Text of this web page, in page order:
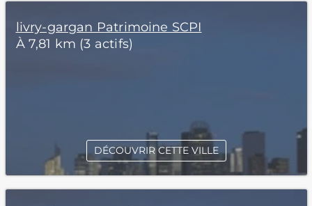
livry-gargan Patrimoine SCPI
À 7,81 km (3 actifs)
DÉCOUVRIR CETTE VILLE